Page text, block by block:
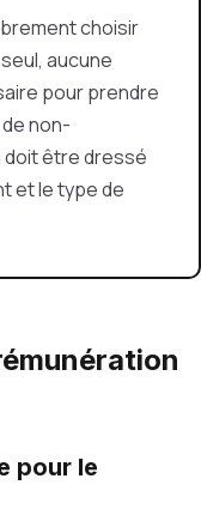
choisir
aucune
pour prendre
non-
doit être dressé
et le type de
pour le